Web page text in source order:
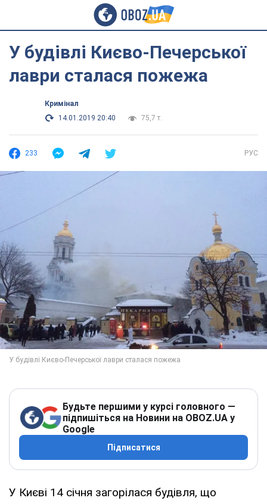
У будівлі Києво-Печерської
лаври сталася пожежа
Кримінал
14.01.2019 20:40
75,7 т.
233 РУС
Будьте першими у курсі головного —
підпишіться на Новини на OBOZ.UA у
Google
Підписатися
У Києві 14 січня загорілася будівля, що